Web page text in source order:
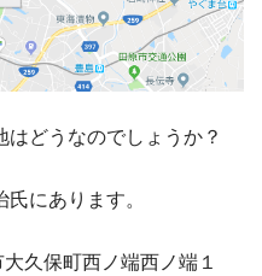
どうなのでしょうか？
にあります。
久保町西ノ端西ノ端１